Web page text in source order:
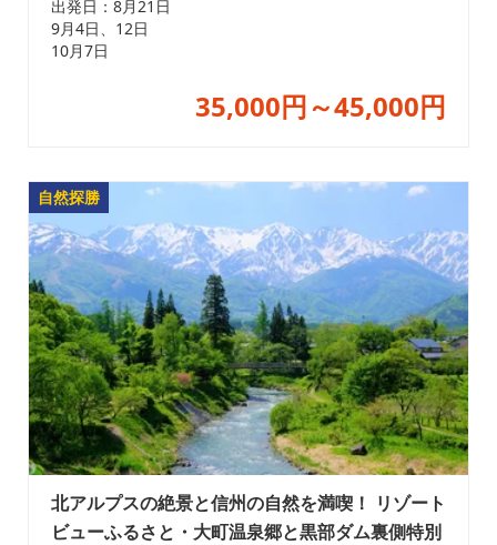
出発日： 8月21日
9月4日、12日
10月7日
35,000円～45,000円
自然探勝
北アルプスの絶景と信州の自然を満喫！ リゾート
ビューふるさと・大町温泉郷と黒部ダム裏側特別